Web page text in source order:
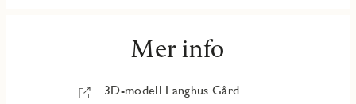
Mer info
3D-modell Langhus Gård